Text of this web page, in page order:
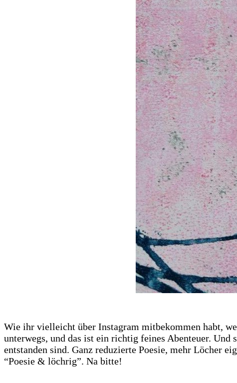
Wie ihr vielleicht über Instagram mitbekommen habt,
unterwegs, und das ist ein richtig feines Abenteuer.
entstanden sind. Ganz reduzierte Poesie, mehr Löcher
“Poesie & löchrig”. Na bitte!